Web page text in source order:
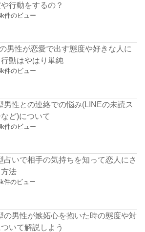
行動をするの？
件のビュー
男性が恋愛で出す態度や好きな人に
動はやはり単純
件のビュー
男性との連絡での悩み(LINEの未読ス
ど)について
件のビュー
占いで相手の気持ちを知って恋人にさ
法
件のビュー
の男性が嫉妬心を抱いた時の態度や対
いて解説しよう